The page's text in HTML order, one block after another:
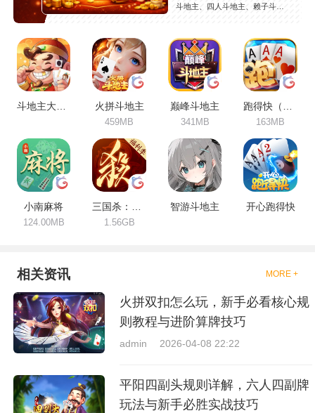
斗地主、四人斗地主、赖子斗地
游戏，支持安卓苹果免费下载，
安全稳定，持续更新。
斗地主大作战 火拼斗地主
459MB
巅峰斗地主
341MB 163MB
小南麻将
124.00MB
三国杀：一将成名
1.56GB
智游斗地主 开心跑得快
相关资讯 MORE +
火拼双扣怎么玩，新手必看核心规
则教程与进阶算牌技巧
admin 2026-04-08 22:22
平阳四副头规则详解，六人四副牌
玩法与新手必胜实战技巧